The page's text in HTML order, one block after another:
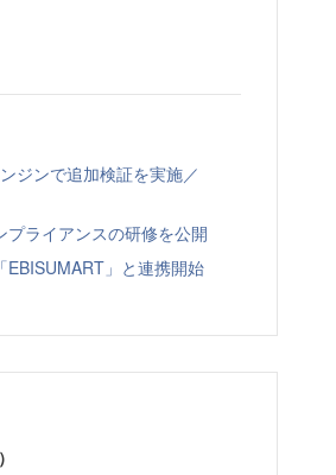
ジンで追加検証を実施／
ライアンスの研修を公開
EBISUMART」と連携開始